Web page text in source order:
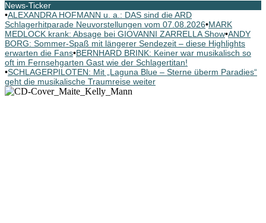
News-Ticker
•ALEXANDRA HOFMANN u. a.: DAS sind die ARD
Schlagerhitparade Neuvorstellungen vom 07.08.2026•MARK
MEDLOCK krank: Absage bei GIOVANNI ZARRELLA Show•ANDY
BORG: Sommer-Spaß mit längerer Sendezeit – diese Highlights
erwarten die Fans•BERNHARD BRINK: Keiner war musikalisch so
oft im Fernsehgarten Gast wie der Schlagertitan!
•SCHLAGERPILOTEN: Mit „Laguna Blue – Sterne überm Paradies“
geht die musikalische Traumreise weiter